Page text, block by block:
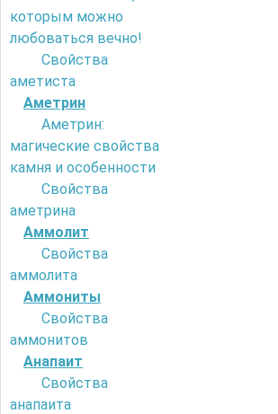
которым можно
любоваться вечно!
Свойства
аметиста
Аметрин
Аметрин:
магические свойства
камня и особенности
Свойства
аметрина
Аммолит
Свойства
аммолита
Аммониты
Свойства
аммонитов
Анапаит
Свойства
анапаита